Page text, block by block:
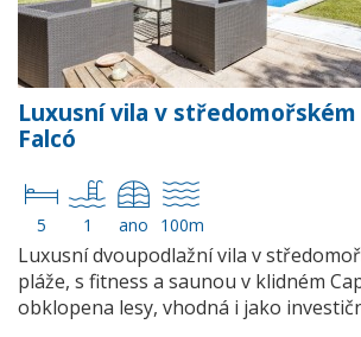
Luxusní vila v středomořském
Falcó
5 1 ano 100m
Luxusní dvoupodlažní vila v
pláže, s fitness a saunou v klidném
obklopena lesy, vhodná i jako